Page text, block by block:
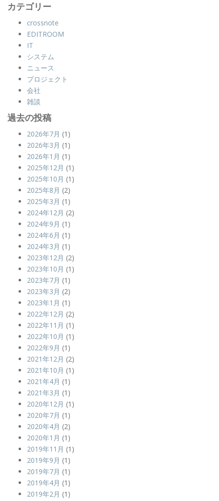
カテゴリー
crossnote
EDITROOM
IT
システム
ニュース
プロジェクト
会社
雑談
過去の投稿
2026年7月 (1)
2026年3月 (1)
2026年1月 (1)
2025年12月 (1)
2025年10月 (1)
2025年8月 (2)
2025年3月 (1)
2024年12月 (2)
2024年9月 (1)
2024年6月 (1)
2024年3月 (1)
2023年12月 (2)
2023年10月 (1)
2023年7月 (1)
2023年3月 (2)
2023年1月 (1)
2022年12月 (2)
2022年11月 (1)
2022年10月 (1)
2022年9月 (1)
2021年12月 (2)
2021年10月 (1)
2021年4月 (1)
2021年3月 (1)
2020年12月 (1)
2020年7月 (1)
2020年4月 (2)
2020年1月 (1)
2019年11月 (1)
2019年9月 (1)
2019年7月 (1)
2019年4月 (1)
2019年2月 (1)